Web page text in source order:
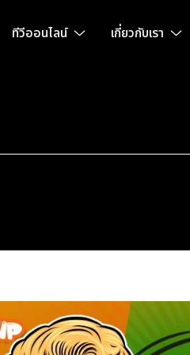
ทีวีออนไลน์ เกี่ยวกับเรา